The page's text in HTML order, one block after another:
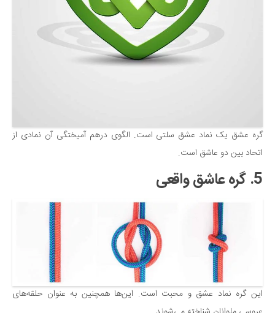
گره عشق یک نماد عشق سلتی است. الگوی درهم آمیختگی آن نمادی از
اتحاد بین دو عاشق است.
5. گره عاشق واقعی
این گره نماد عشق و محبت است. این‌ها همچنین به عنوان حلقه‌های